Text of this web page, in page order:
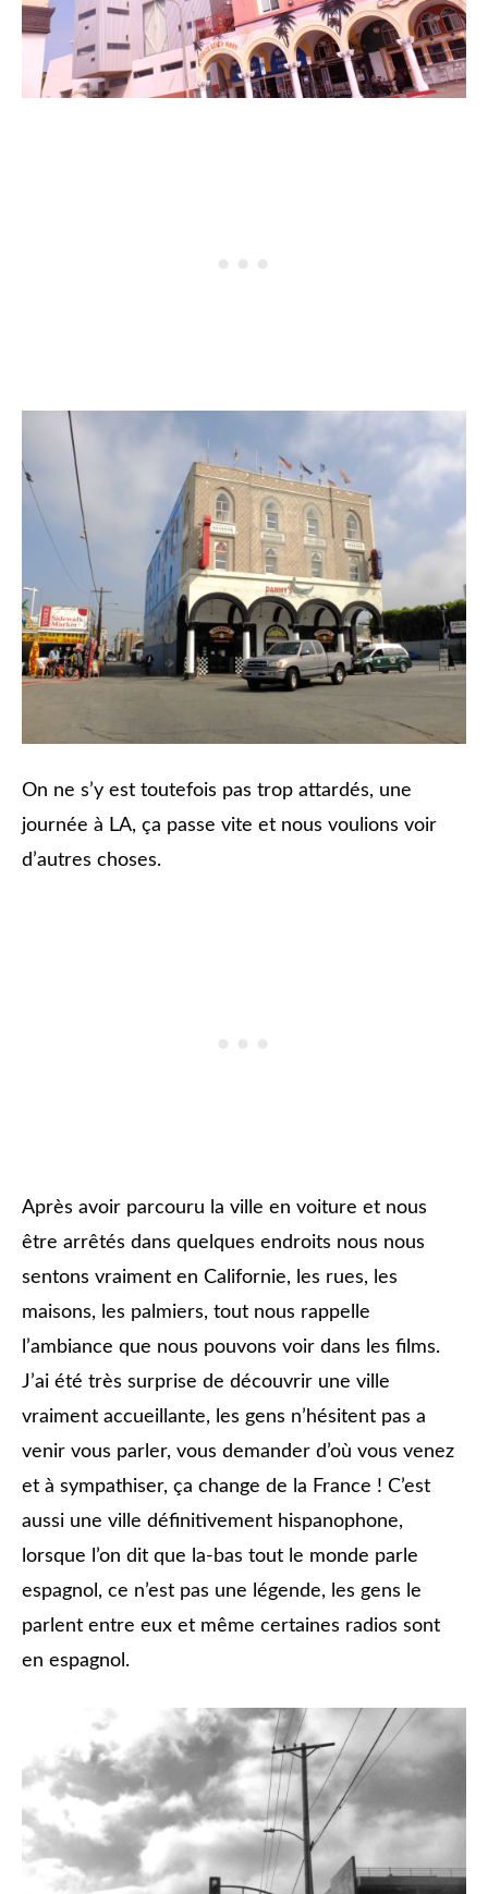
On ne s’y est toutefois pas trop attardés, une
journée à LA, ça passe vite et nous voulions voir
d’autres choses.
Après avoir parcouru la ville en voiture et nous
être arrêtés dans quelques endroits nous nous
sentons vraiment en Californie, les rues, les
maisons, les palmiers, tout nous rappelle
l’ambiance que nous pouvons voir dans les films.
J’ai été très surprise de découvrir une ville
vraiment accueillante, les gens n’hésitent pas a
venir vous parler, vous demander d’où vous venez
et à sympathiser, ça change de la France ! C’est
aussi une ville définitivement hispanophone,
lorsque l’on dit que la-bas tout le monde parle
espagnol, ce n’est pas une légende, les gens le
parlent entre eux et même certaines radios sont
en espagnol.